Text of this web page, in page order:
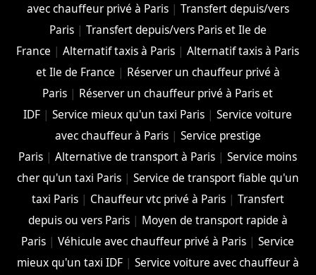
avec chauffeur privé à Paris| Transfert depuis/vers
Paris| Transfert depuis/vers Paris et Ile de
France |Alternatif taxis à Paris |Alternatif taxis à Paris
et Ile de France | Réserver un chauffeur privé à
Paris | Réserver un chauffeur privé à Paris et
IDF |Service mieux qu'un taxi Paris |Service voiture
avec chauffeur à Paris| Service prestige
Paris |Alternative de transport à Paris |Service moins
cher qu'un taxi Paris| Service de transport fiable qu'un
taxi Paris| Chauffeur vtc privé à Paris| Transfert
depuis ou vers Paris| Moyen de transport rapide à
Paris |Véhicule avec chauffeur privé à Paris |Service
mieux qu'un taxi IDF| Service voiture avec chauffeur à